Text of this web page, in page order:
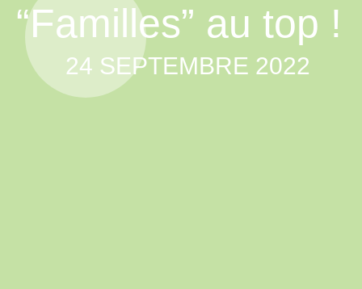
“Familles” au top !
24 SEPTEMBRE 2022